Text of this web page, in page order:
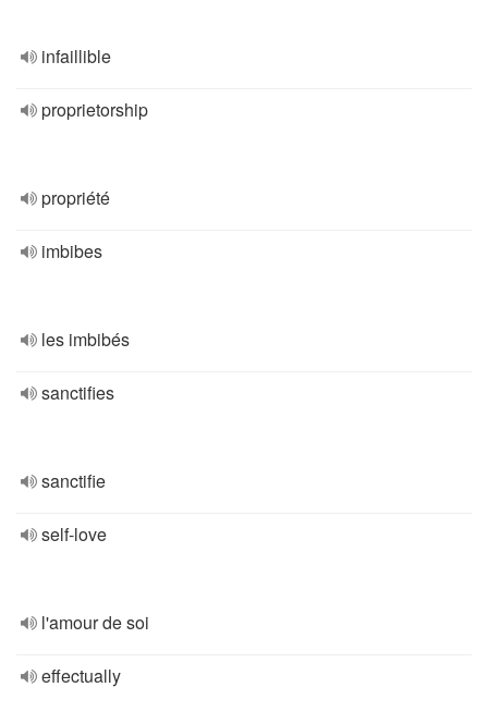
infaillible
proprietorship
propriété
imbibes
les imbibés
sanctifies
sanctifie
self-love
l'amour de soi
effectually